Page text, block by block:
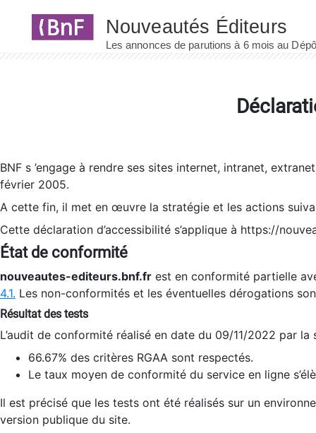
BNF s ’engage à rendre ses sites internet, intranet,
février 2005.
A cette fin, il met en œuvre la stratégie et les actions
Cette déclaration d’accessibilité s’applique à https://
État de conformité
nouveautes-editeurs.bnf.fr est en conformité partielle
4.1. Les non-conformités et les éventuelles dérogations
Résultat des tests
L’audit de conformité réalisé en date du 09/11/2022 par
66.67% des critères RGAA sont respectés.
Le taux moyen de conformité du service en ligne
Il est précisé que les tests ont été réalisés sur un
version publique du site.